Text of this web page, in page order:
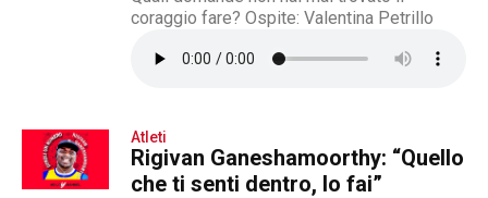
coraggio fare? Ospite: Valentina Petrillo
Atleti
Rigivan Ganeshamoorthy: “Quello
che ti senti dentro, lo fai”